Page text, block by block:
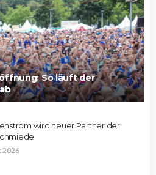
So läuft der
wird neuer Partner der
2026